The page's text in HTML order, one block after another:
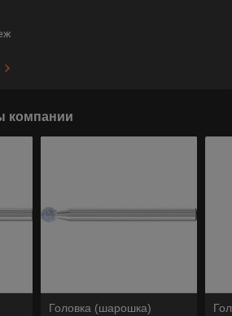
компании
Головка (шарошка)